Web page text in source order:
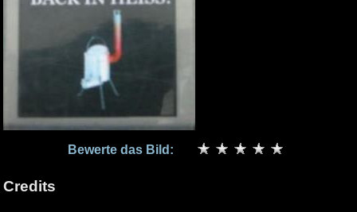
Bewerte das Bild:
Credits